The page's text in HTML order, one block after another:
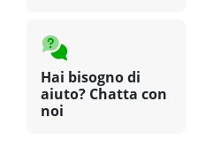
Hai bisogno di
aiuto? Chatta con
noi